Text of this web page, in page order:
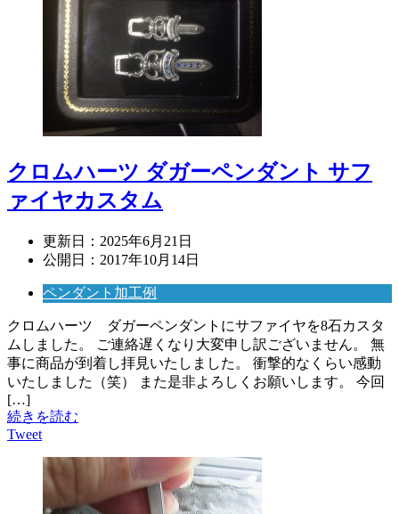
クロムハーツ ダガーペンダント サフ
ァイヤカスタム
更新日： 2025年6月21日
公開日： 2017年10月14日
ペンダント加工例
クロムハーツ ダガーペンダントにサファイヤを8石カスタ
ムしました。 ご連絡遅くなり大変申し訳ございません。 無
事に商品が到着し拝見いたしました。 衝撃的なくらい感動
いたしました（笑） また是非よろしくお願いします。 今回
[…]
続きを読む
Tweet